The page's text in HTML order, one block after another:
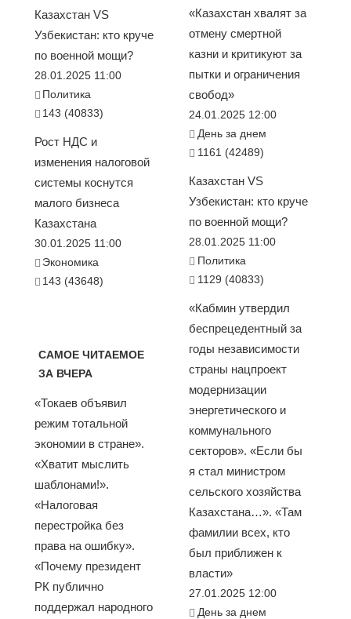
Казахстан VS
Узбекистан: кто круче
по военной мощи?
28.01.2025 11:00
Политика
143 (40833)
Рост НДС и
изменения налоговой
системы коснутся
малого бизнеса
Казахстана
30.01.2025 11:00
Экономика
143 (43648)
САМОЕ ЧИТАЕМОЕ
ЗА ВЧЕРА
«Токаев объявил
режим тотальной
экономии в стране».
«Хватит мыслить
шаблонами!».
«Налоговая
перестройка без
права на ошибку».
«Почему президент
РК публично
поддержал народного
«Казахстан хвалят за
отмену смертной
казни и критикуют за
пытки и ограничения
свобод»
24.01.2025 12:00
День за днем
1161 (42489)
Казахстан VS
Узбекистан: кто круче
по военной мощи?
28.01.2025 11:00
Политика
1129 (40833)
«Кабмин утвердил
беспрецедентный за
годы независимости
страны нацпроект
модернизации
энергетического и
коммунального
секторов». «Если бы
я стал министром
сельского хозяйства
Казахстана…». «Там
фамилии всех, кто
был приближен к
власти»
27.01.2025 12:00
День за днем